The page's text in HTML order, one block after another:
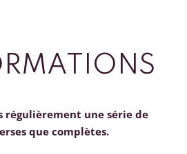
régulièrement une série de
que complètes.